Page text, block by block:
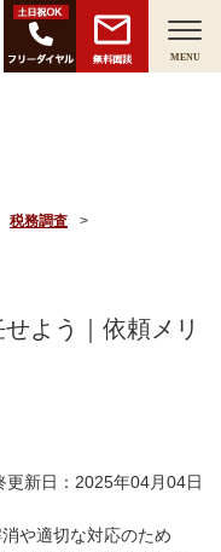
無料面談 MENU
税務調査
よう｜依頼メリ
更新日：2025年04月04日
や適切な対応のため